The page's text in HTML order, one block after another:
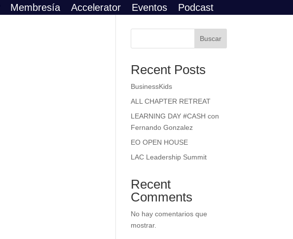
Membresía Accelerator Eventos Podcast
Buscar
Recent Posts
BusinessKids
ALL CHAPTER RETREAT
LEARNING DAY #CASH con
Fernando Gonzalez
EO OPEN HOUSE
LAC Leadership Summit
Recent
Comments
No hay comentarios que
mostrar.